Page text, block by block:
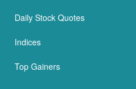
Daily Stock Quotes
Indices
Top Gainers